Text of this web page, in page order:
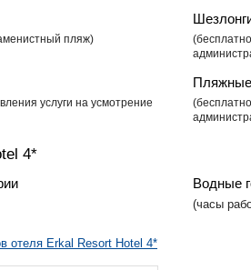
пляж)
услуги на усмотрение
4*
Водные
(часы
отеля Erkal Resort Hotel 4*